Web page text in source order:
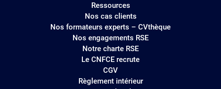
Ressources
Nos cas clients
Nos formateurs experts – CVthèque
Nos engagements RSE
Notre charte RSE
Le CNFCE recrute
CGV
Règlement intérieur